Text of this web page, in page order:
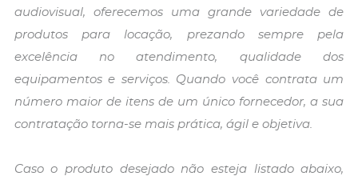
audiovisual, oferecemos uma grande variedade de
produtos para locação, prezando sempre pela
excelência no atendimento, qualidade dos
equipamentos e serviços. Quando você contrata um
número maior de itens de um único fornecedor, a sua
contratação torna-se mais prática, ágil e objetiva.
Caso o produto desejado não esteja listado abaixo,